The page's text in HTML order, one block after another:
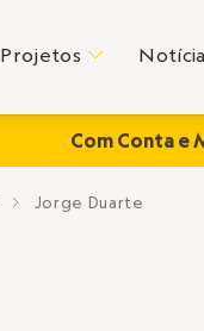
Projetos C
Com Conta e
E Jorge Duarte